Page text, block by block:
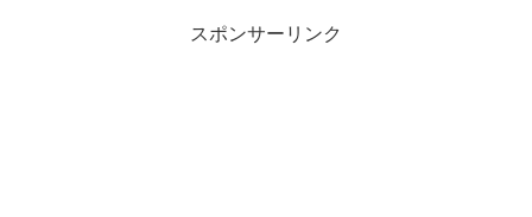
スポンサーリンク